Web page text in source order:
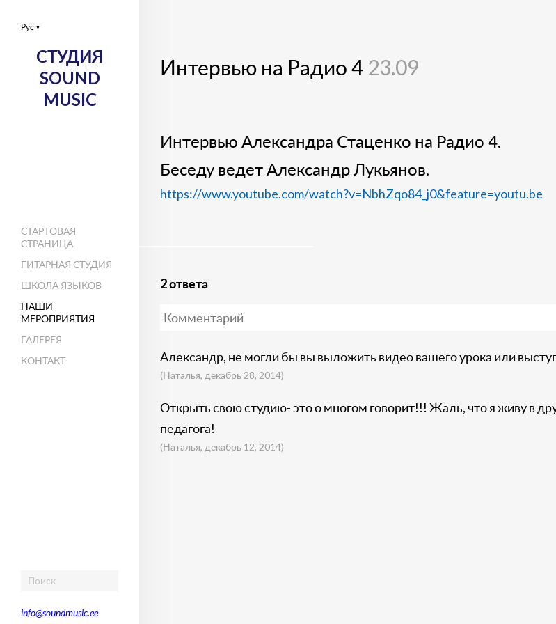
Рус ▼
СТУДИЯ
SOUND
MUSIC
СТАРТОВАЯ
СТРАНИЦА
ГИТАРНАЯ СТУДИЯ
ШКОЛА ЯЗЫКОВ
НАШИ
МЕРОПРИЯТИЯ
ГАЛЕРЕЯ
КОНТАКТ
Интервью на Радио 4 23.09
Интервью Александра Стаценко на Радио 4.
Беседу ведет Александр Лукьянов.
https://www.youtube.com/watch?v=NbhZqo84_j0&feature=youtu.be
2 ответа
Александр, не могли бы вы выложить видео вашего урока или
(Наталья, декабрь 28, 2014)
Открыть свою студию- это о многом говорит!!! Жаль, что я живу в
педагога!
(Наталья, декабрь 12, 2014)
info@soundmusic.ee